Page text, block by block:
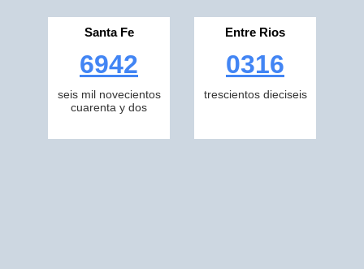
Santa Fe
6942
seis mil novecientos
cuarenta y dos
Entre Rios
0316
trescientos dieciseis